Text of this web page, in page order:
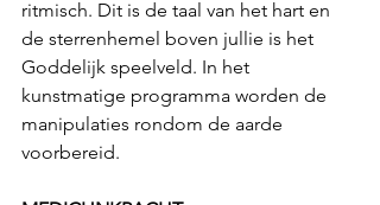
ritmisch. Dit is de taal van het hart en
de sterrenhemel boven jullie is het
Goddelijk speelveld. In het
kunstmatige programma worden de
manipulaties rondom de aarde
voorbereid.